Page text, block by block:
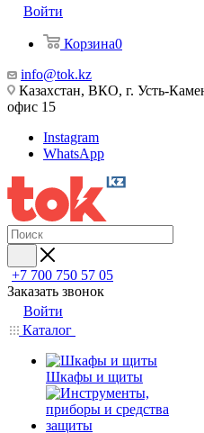
Войти
Корзина0
info@tok.kz
Казахстан, ВКО, г. Усть-
офис 15
Instagram
WhatsApp
+7 700 750 57 05
Заказать звонок
Войти
Каталог
Шкафы и щиты